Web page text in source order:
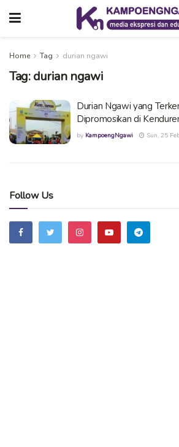
Home Tag durian ngawi
Tag:durian ngawi
Durian Ngawi yang
Dipromosikan di
by KampoengNgawi Sun, 25
Follow Us